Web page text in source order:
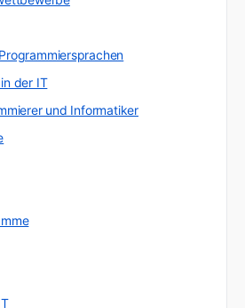
der IT
und Informatiker